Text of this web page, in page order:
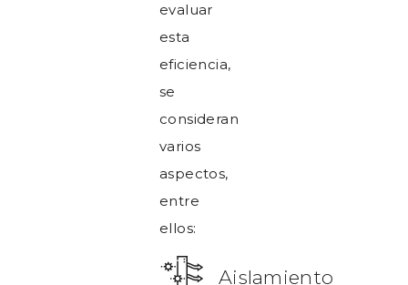
evaluar
esta
eficiencia,
se
consideran
varios
aspectos,
entre
ellos:
Aislamiento